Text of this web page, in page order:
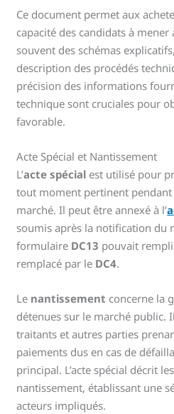
Ce document permet aux
capacité des candidats à
souvent des schémas
description des procédés
précision des informations
technique sont cruciales pour
favorable.
Acte Spécial et Nantissement
L’acte spécial est utilisé pour
tout moment pertinent pendant
marché. Il peut être annexé à l’
soumis après la notification du
formulaire DC13 pouvait
remplacé par le DC4.
Le nantissement concerne la
détenues sur le marché public.
traitants et autres parties
paiements dus en cas de
principal. L’acte spécial décrit
nantissement, établissant une
acteurs impliqués.